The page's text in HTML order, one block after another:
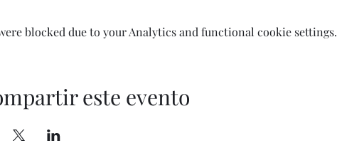
blocked due to your Analytics and functional cookie settings.
este evento